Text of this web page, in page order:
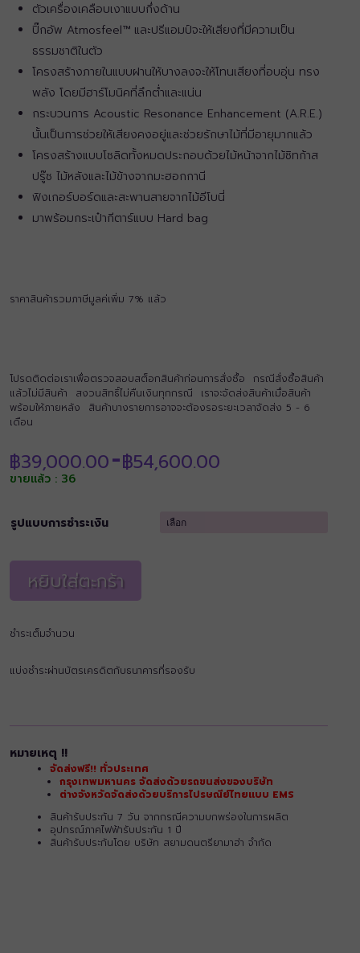
ตัวเครื่องเคลือบเงาแบบกึ่งด้าน
ปิ๊กอัพ Atmosfeel™ และปรีแอมป์จะให้เสียงที่มีความเป็น
ธรรมชาติในตัว
โครงสร้างภายในแบบฝานให้บางลงจะให้โทนเสียงที่อบอุ่น ทรง
พลัง โดยมีฮาร์โมนิคที่ลึกต่ำและแน่น
กระบวนการ Acoustic Resonance Enhancement (A.R.E.)
นั้นเป็นการช่วยให้เสียงคงอยู่และช่วยรักษาไม้ที่มีอายุมากแล้ว
โครงสร้างแบบโซลิดทั้งหมดประกอบด้วยไม้หน้าจากไม้ซิทก้าส
ปรู๊ซ ไม้หลังและไม้ข้างจากมะฮอกกานี
ฟิงเกอร์บอร์ดและสะพานสายจากไม้อีโบนี่
มาพร้อมกระเป๋ากีตาร์แบบ Hard bag
ราคาสินค้ารวมภาษีมูลค่เพิ่ม 7% แล้ว
โปรดติดต่อเราเพื่อตรวจสอบสต็อกสินค้าก่อนการสั่งซื้อ กรณีสั่งซื้อสินค้า
แล้วไม่มีสินค้า สงวนสิทธิ์ไม่คืนเงินทุกกรณี เราจะจัดส่งสินค้าเมื่อสินค้า
พร้อมให้ภายหลัง สินค้าบางรายการอาจจะต้องรอระยะเวลาจัดส่ง 5 - 6
เดือน
฿39,000.00–฿54,600.00
ขายแล้ว : 36
รูปแบบการชำระเงิน
หยิบใส่ตะกร้า
ชำระเต็มจำนวน
แบ่งชำระผ่านบัตรเครดิตกับธนาคารที่รองรับ
หมายเหตุ !!
จัดส่งฟรี!! ทั่วประเทศ
กรุงเทพมหานคร จัดส่งด้วยรถขนส่งของบริษัท
ต่างจังหวัดจัดส่งด้วยบริการไปรษณีย์ไทยแบบ EMS
สินค้ารับประกัน 7 วัน จากกรณีความบกพร่องในการผลิต
อุปกรณ์ภาคไฟฟ้ารับประกัน 1 ปี
สินค้ารับประกันโดย บริษัท สยามดนตรียามาฮ่า จำกัด